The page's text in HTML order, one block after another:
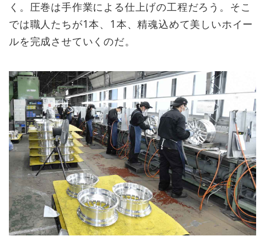
く。圧巻は手作業による仕上げの工程だろう。そこ
では職人たちが1本、1本、精魂込めて美しいホイー
ルを完成させていくのだ。